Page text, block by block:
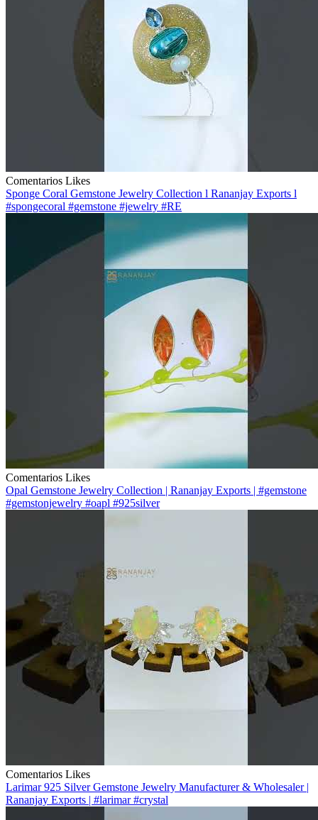
Comentarios Likes
Sponge Coral Gemstone Jewelry Collection l Rananjay Exports l
#spongecoral #gemstone #jewelry #RE
Comentarios Likes
Opal Gemstone Jewelry Collection | Rananjay Exports | #gemstone
#gemstonjewelry #oapl #925silver
Comentarios Likes
Larimar 925 Silver Gemstone Jewelry Manufacturer & Wholesaler |
Rananjay Exports | #larimar #crystal